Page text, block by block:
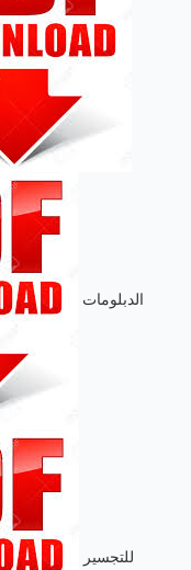
الدبلومات
للتجسير